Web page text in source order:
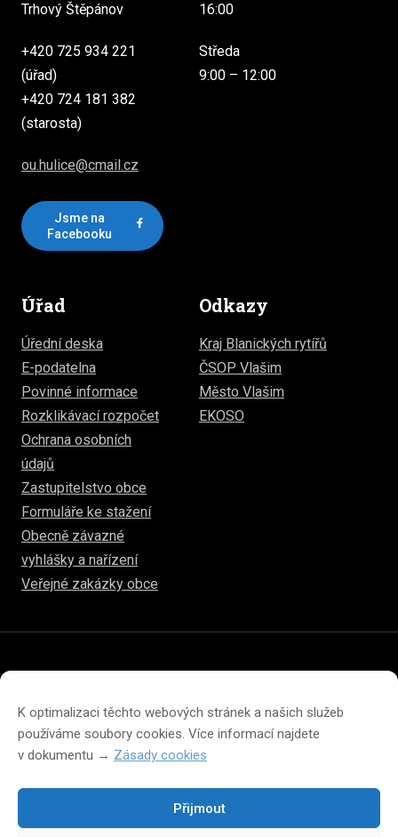
K optimalizaci těchto webových stránek a našich služeb
používáme soubory cookies. Více informací najdete
v dokumentu → Zásady cookies
Přijmout
Trhový Štěpánov
+420 725 934 221
(úřad)
+420 724 181 382
(starosta)
ou.hulice@cmail.cz
Jsme na
Facebooku
16:00
Středa
9:00 – 12:00
Úřad
Úřední deska
E-podatelna
Povinné informace
Rozklikávací rozpočet
Ochrana osobních
údajů
Zastupitelstvo obce
Formuláře ke stažení
Obecně závazné
vyhlášky a nařízení
Veřejné zakázky obce
Odkazy
Kraj Blanických rytířů
ČSOP Vlašim
Město Vlašim
EKOSO
Prohlášení o přístupnosti
Prohlášení o ochraně soukromí
Zásady cookies (EU)
Změna velikosti písma na webu